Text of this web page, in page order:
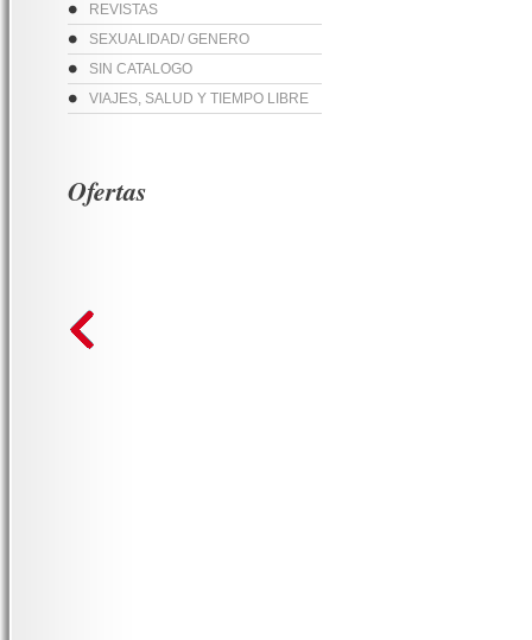
REVISTAS
SEXUALIDAD/ GENERO
SIN CATALOGO
VIAJES, SALUD Y TIEMPO LIBRE
Ofertas